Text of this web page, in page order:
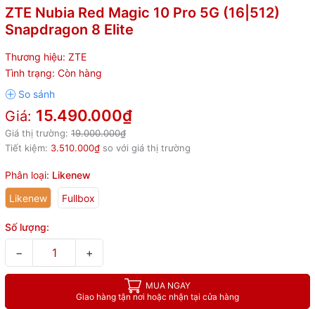
ZTE Nubia Red Magic 10 Pro 5G (16|512)
Snapdragon 8 Elite
Thương hiệu: ZTE
Tình trạng: Còn hàng
Giá: 15.490.000₫
Giá thị trường: 19.000.000₫
Tiết kiệm: 3.510.000₫ so với giá thị trường
Phân loại: Likenew
Likenew
Fullbox
Số lượng:
− +
MUA NGAY
Giao hàng tận nơi hoặc nhận tại cửa hàng